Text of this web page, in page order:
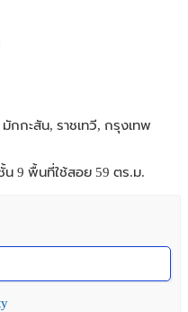
กกะสัน, ราชเทวี, กรุงเทพ
น 9 พื้นที่ใช้สอย 59 ตร.ม.